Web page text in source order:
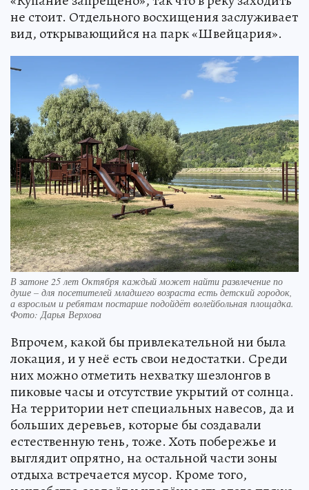
не стоит. Отдельного восхищения заслуживает
вид, открывающийся на парк «Швейцария».
В затоне 25 лет Октября каждый может найти развлечение по
душе – для посетителей младшего возраста есть детский городок,
а взрослым и ребятам постарше подойдёт волейбольная площадка.
Фото: Дарья Верхова
Впрочем, какой бы привлекательной ни была
локация, и у неё есть свои недостатки. Среди
них можно отметить нехватку шезлонгов в
пиковые часы и отсутствие укрытий от солнца.
На территории нет специальных навесов, да и
больших деревьев, которые бы создавали
естественную тень, тоже. Хоть побережье и
выглядит опрятно, на остальной части зоны
отдыха встречается мусор. Кроме того,